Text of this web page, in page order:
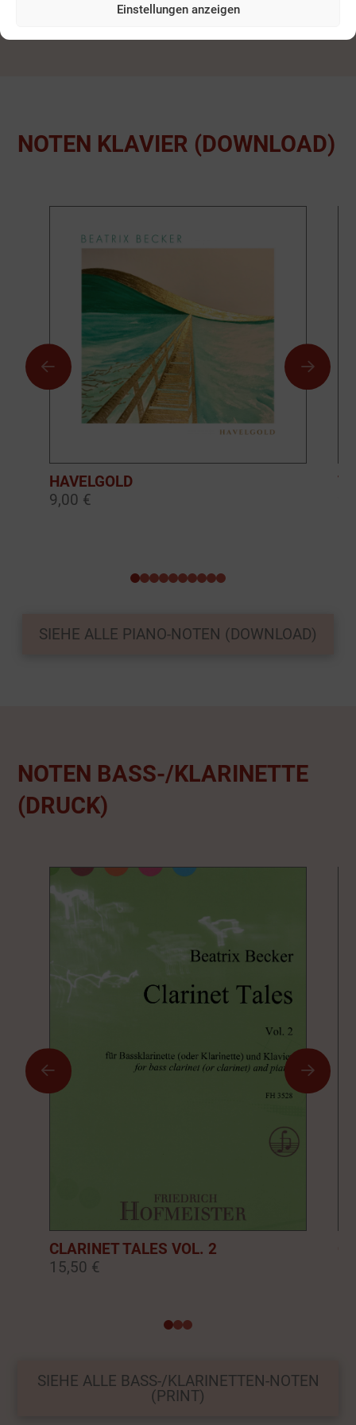
Einstellungen anzeigen
(DOWNLOAD)
NOTEN KLAVIER (DOWNLOAD)
HAVELGOLD
9,00 €
0123456789
SIEHE ALLE PIANO-NOTEN (DOWNLOAD)
NOTEN BASS-/KLARINETTE
(DRUCK)
CLARINET TALES VOL. 2
15,50 €
012
SIEHE ALLE BASS-/KLARINETTEN-NOTEN
(PRINT)